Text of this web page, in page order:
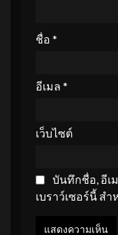
ชื่อ *
อีเมล *
เว็บไซต์
บันทึกชื่อ, อีเ
เบราว์เซอร์นี้ ส